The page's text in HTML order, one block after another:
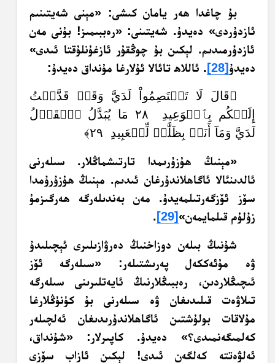
بۇ چاغدا ھەر يامان كىشى: «مېنى شەيتىنىم
ئازدۇردى» دەيدۇ. شەيتىنى: «رەببىمىز! بۇنى مەن
ئازدۇرمىدىم. لېكىن بۇ چوڭقۇر ئازغۇنلۇقتا ئىدى»
دەيدۇ [28] . ئاللاھ تائالا ئۇلارغا مۇنداق دەيدۇ:
﴿قَالَ لَا تَخۡتَصِمُواْ لَدَيَّ وَقَدۡ قَدَّمۡتُ
إِلَيۡكُم بِٱلۡوَعِيدِ ٢٨ مَا يُبَدَّلُ ٱلۡقَوۡلُ
لَدَيَّ وَمَآ أَنَا۠ بِظَلَّٰمٖ لِّلۡعَبِيدِ ٢٩﴾
«مېنىڭ ھۇزۇرىمدا تارتىشماڭلار. سىلەرنى
ئالدىنئالا ئاگاھلاندۇرغان ئىدىم. مېنىڭ ھۇزۇرۇمدا
سۆز ئۆزگەرتىلمەيدۇ. مەن بەندىلەرگە ھەرگىزمۇ
زۇلۇم قىلمايمەن» [29]
.
شۇنىڭ بىلەن دوزاخنىڭ دەرۋازىلىرى ئېچىلىدۇ
ۋە مۇئەككەل پەرىشتىلەر: «سىلەرگە ئۆز
ئىچىڭلاردىن، رەببىڭلارنىڭ ئايەتلىرىنى سىلەرگە
تىلاۋەت قىلىدىغان ۋە سىلەرنى بۇ كۈنۈڭلارغا
مۇلاقات بولۇشتىن ئاگاھلاندۇرىدىغان ئەلچىلەر
كەلمىگەنمىدى؟» دەيدۇ. كاپىرلار: «شۇنداق،
ئەلۋەتتە كەلگەن ئىدى! لېكىن ئازاب سۆزى